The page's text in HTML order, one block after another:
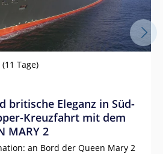
(11 Tage)
britische Eleganz in Süd-
Kreuzfahrt mit dem
MARY 2
an Bord der Queen Mary 2